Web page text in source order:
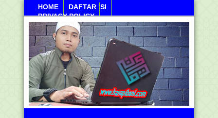
HOME
DAFTAR ISI
PRIVACY POLICY
Sabtu, 08 Agustus 2026